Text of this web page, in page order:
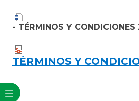
- TÉRMINOS Y
TÉRMINOS Y